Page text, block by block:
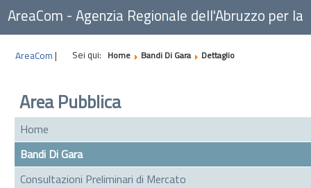
AreaCom - Agenzia Regionale dell'Abruzzo per la
Committenza
AreaCom | Sei qui: Home Bandi Di Gara Dettaglio
Area Pubblica
Home
Bandi Di Gara
Consultazioni Preliminari di Mercato